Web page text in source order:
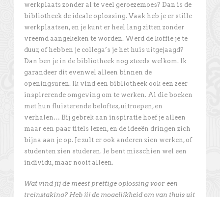
werkplaats zonder al te veel geroezemoes? Dan is de
bibliotheek de ideale oplossing. Vaak heb je er stille
werkplaatsen, en je kunt er heel lang zitten zonder
vreemd aangekeken te worden. Werd de koffie je te
duur, of hebben je collega’s je het huis uitgejaagd?
Dan ben je in de bibliotheek nog steeds welkom. Ik
garandeer dit evenwel alleen binnen de
openingsuren. Ik vind een bibliotheek ook een zeer
inspirerende omgeving om te werken. Al die boeken
met hun fluisterende beloftes, uitroepen, en
verhalen… Bij gebrek aan inspiratie hoef je alleen
maar een paar titels lezen, en de ideeën dringen zich
bijna aan je op. Je zult er ook anderen zien werken, of
studenten zien studeren. Je bent misschien wel een
individu, maar nooit alleen.
Wat vind jij de meest prettige oplossing voor een
treinstaking? Heb jij de mogelijkheid om van thuis uit